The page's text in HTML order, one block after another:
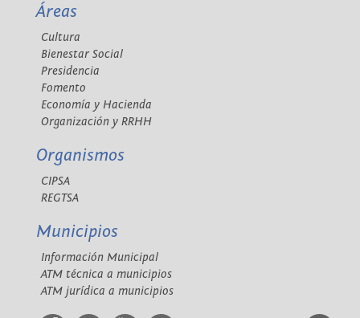
Áreas
Cultura
Bienestar Social
Presidencia
Fomento
Economía y Hacienda
Organización y RRHH
Organismos
CIPSA
REGTSA
Municipios
Información Municipal
ATM técnica a municipios
ATM jurídica a municipios